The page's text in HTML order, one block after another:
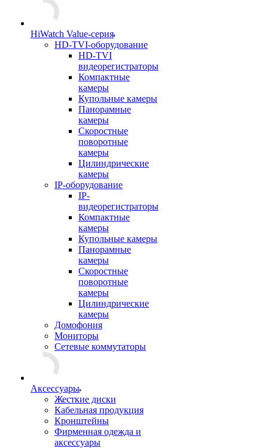
HiWatch Value-серия
HD-TVI-оборудование
HD-TVI
видеорегистраторы
Компактные
камеры
Купольные камеры
Панорамные
камеры
Скоростные
поворотные
камеры
Цилиндрические
камеры
IP-оборудование
IP-
видеорегистраторы
Компактные
камеры
Купольные камеры
Панорамные
камеры
Скоростные
поворотные
камеры
Цилиндрические
камеры
Домофония
Мониторы
Сетевые коммутаторы
Аксессуары
Жесткие диски
Кабельная продукция
Кронштейны
Фирменная одежда и
аксессуары